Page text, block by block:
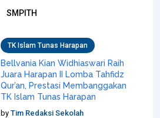
SMPITH
TK Islam Tunas Harapan
Bellvania Kian Widhiaswari Raih
Juara Harapan II Lomba Tahfidz
Qur’an, Prestasi Membanggakan
TK Islam Tunas Harapan
byTim Redaksi Sekolah